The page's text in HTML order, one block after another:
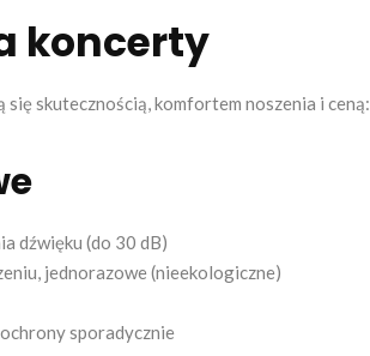
koncerty
skutecznością, komfortem noszenia i ceną:
dźwięku (do 30 dB)
jednorazowe (nieekologiczne)
sporadycznie